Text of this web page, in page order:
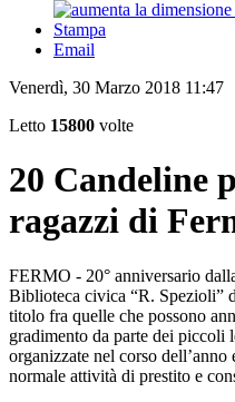
Stampa
Email
Venerdì, 30 Marzo 2018 11:47
Letto 15800 volte
20 Candeline
ragazzi di
FERMO - 20° anniversario
Biblioteca civica “R. Spezioli”
titolo fra quelle che possono
gradimento da parte dei piccoli
organizzate nel corso dell’anno
normale attività di prestito e